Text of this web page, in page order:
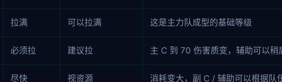
拉满 可以拉满 这是主力队成型的基础等级
必须拉 建议拉 主 C 到 70 伤害质变，辅助可以稍
尽快 视资源 消耗变大，副 C / 辅助可以根据队